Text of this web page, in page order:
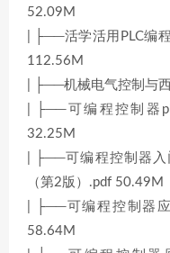
52.09M
| ├──活学活用PLC编
112.56M
| ├──机械电气控制与
| ├──可编程控制器
32.25M
| ├──可编程控制器
（第2版）.pdf 50.49M
| ├──可编程控制器
58.64M